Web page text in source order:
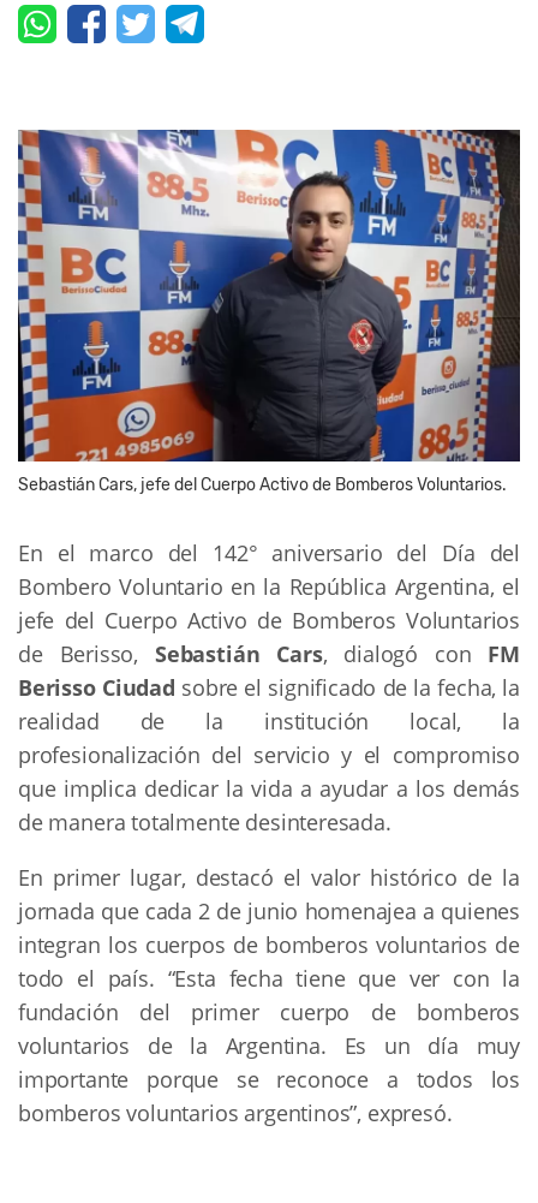
Sebastián Cars, jefe del Cuerpo Activo de Bomberos Voluntarios.
En el marco del 142° aniversario del Día del
Bombero Voluntario en la República Argentina, el
jefe del Cuerpo Activo de Bomberos Voluntarios
de Berisso,Sebastián Cars, dialogó con FM
Berisso Ciudad sobre el significado de la fecha, la
realidad de la institución local, la
profesionalización del servicio y el compromiso
que implica dedicar la vida a ayudar a los demás
de manera totalmente desinteresada.
En primer lugar, destacó el valor histórico de la
jornada que cada 2 de junio homenajea a quienes
integran los cuerpos de bomberos voluntarios de
todo el país. “Esta fecha tiene que ver con la
fundación del primer cuerpo de bomberos
voluntarios de la Argentina. Es un día muy
importante porque se reconoce a todos los
bomberos voluntarios argentinos”, expresó.